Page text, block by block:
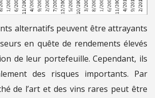
alternatifs peuvent être attrayants
en quête de rendements élevés
de leur portefeuille. Cependant, ils
des risques importants. Par
de l’art et des vins rares peut être